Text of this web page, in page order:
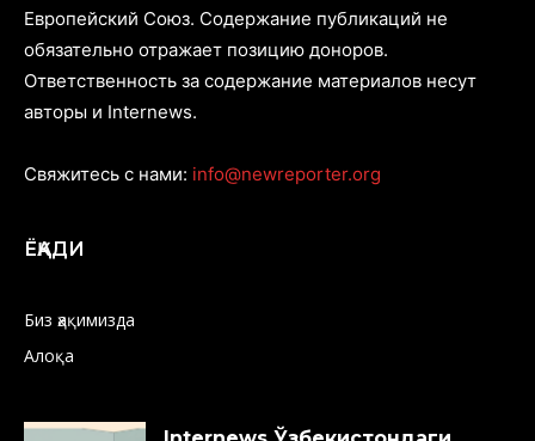
Европейский Союз. Содержание публикаций не
обязательно отражает позицию доноров.
Ответственность за содержание материалов несут
авторы и Internews.
Свяжитесь с нами: info@newreporter.org
ЁҚАДИ
Биз ҳақимизда
Алоқа